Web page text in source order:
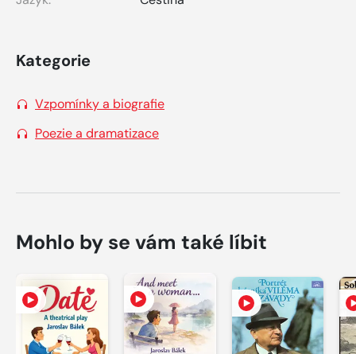
Kategorie
Vzpomínky a biografie
Poezie a dramatizace
Mohlo by se vám také líbit